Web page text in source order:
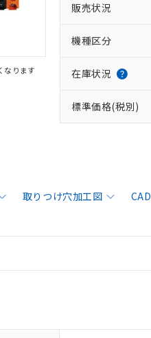
なります
販売状況
機種区分
在庫状況
標準価格(税別)
取りつけ穴加工図 CAD